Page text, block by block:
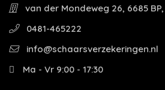
van der Mondeweg 26, 6685
0481-465222
info@schaarsverzekeringen.nl
Ma - Vr 9:00 - 17:30